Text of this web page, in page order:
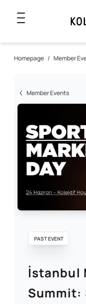
Homepage / Member
Member Events
PAST EVENT
İstanbul
Summit: